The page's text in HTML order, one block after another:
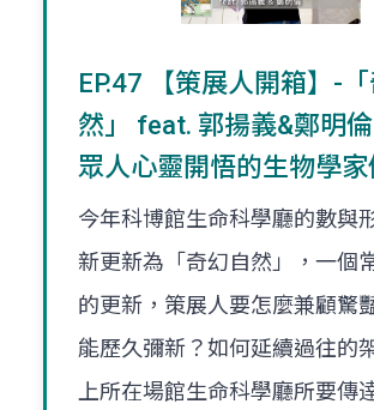
EP.47 【策展人開箱】-
然」 feat. 郭揚義&鄭明
眾人心靈開悟的生物學家
今年科博館生命科學廳的數與
新更新為「奇幻自然」，一個
的更新，策展人要怎麼兼顧驚
能歷久彌新？如何延續過往的
上所在場館生命科學廳所要傳